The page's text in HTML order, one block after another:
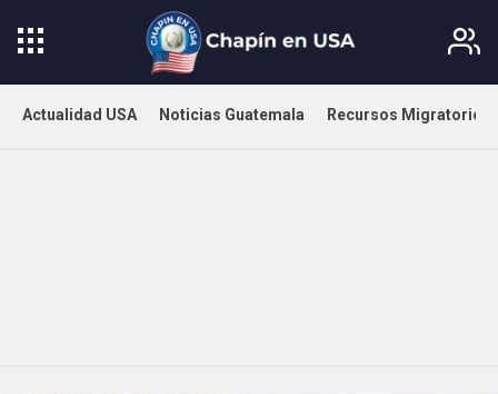
Actualidad USA Noticias Guatemala Recursos Migratorios